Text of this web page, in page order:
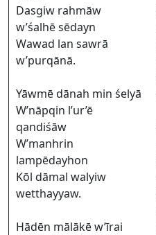
Dasgiw rahmāw
w’śalhē sēdayn
Wawad lan sawrā
w’purqānā.
Yāwmē dānah min śelyā
W’nāpqin l’ur’ē
qandiśāw
W’manhrin
lampēdayhon
Kōl dāmal walyiw
wetthayyaw.
Hādēn mālākē w’īrai